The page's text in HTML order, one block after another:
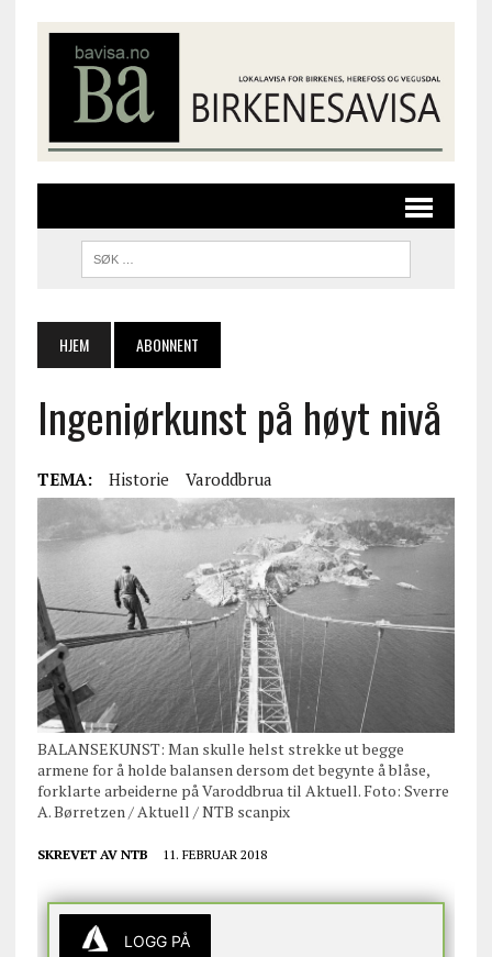
HJEM ABONNENT
Ingeniørkunst på høyt nivå
TEMA: Historie Varoddbrua
BALANSEKUNST: Man skulle helst strekke ut begge
armene for å holde balansen dersom det begynte å blåse,
forklarte arbeiderne på Varoddbrua til Aktuell. Foto: Sverre
A. Børretzen / Aktuell / NTB scanpix
SKREVET AV NTB 11. FEBRUAR 2018
LOGG PÅ